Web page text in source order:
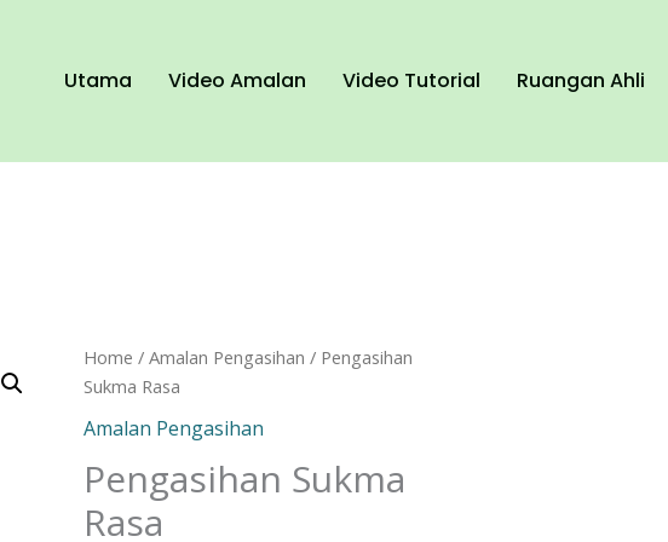
Utama Video Amalan Video Tutorial Ruangan Ahli
Home /Amalan Pengasihan / Pengasihan
Sukma Rasa
Amalan Pengasihan
Pengasihan Sukma
Rasa
Pengasihan
Sukma
Rasa
quantity